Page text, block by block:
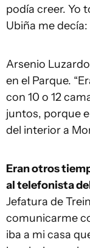
podía creer. Yo
Ubiña me decía:
Arsenio
en el Parque.
con 10 o 12
juntos, porque
del interior a
Eran otros
al telefonista
Jefatura de
comunicarme
iba a mi casa